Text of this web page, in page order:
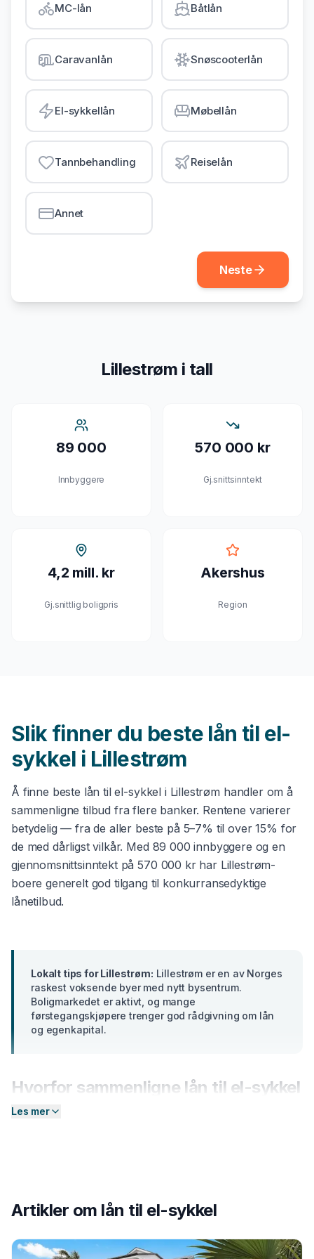
Gjeldsordning
Inkassohjelp
LÅN & KREDITT
Smålån
Lån uten sikkerhet
Kredittkort
Lån på dagen
MC-lån Båtlån
Caravanlån Snøscooterlån
El-sykkellån Møbellån
Tannbehandling Reiselån
Annet
Neste
Lillestrøm i tall
89 000
Innbyggere
570 000 kr
Gj.snittsinntekt
4,2 mill. kr
Gj.snittlig boligpris
Akershus
Region
Slik finner du beste lån til el-
sykkel i Lillestrøm
Å finne beste lån til el-sykkel i Lillestrøm handler om å
sammenligne tilbud fra flere banker. Rentene varierer
betydelig — fra de aller beste på 5–7% til over 15% for
de med dårligst vilkår. Med 89 000 innbyggere og en
gjennomsnittsinntekt på570 000 krhar Lillestrøm-
boere generelt god tilgang til konkurransedyktige
lånetilbud.
Lokalt tips forLillestrøm: Lillestrøm er en av Norges
raskest voksende byer med nytt bysentrum.
Boligmarkedet er aktivt, og mange
førstegangskjøpere trenger god rådgivning om lån
og egenkapital.
Hvorfor sammenligne lån til el-sykkel
iLillestrøm
sender du én forespørsel — så hjelper vi deg å
sammenligne aktuelle tilbud og finne det som passer
deg best.
Les mer
Artikler om lån til el-sykkel